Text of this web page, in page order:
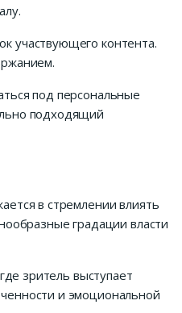
участвующего контента.
под персональные
подходящий
в стремлении влиять
градации власти
зритель выступает
и эмоциональной